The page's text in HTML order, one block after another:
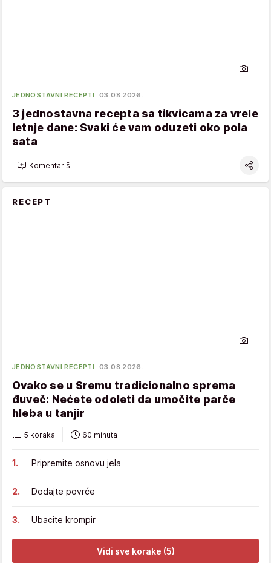
JEDNOSTAVNI RECEPTI 03.08.2026.
3 jednostavna recepta sa tikvicama za vrele
letnje dane: Svaki će vam oduzeti oko pola
sata
Komentariši
RECEPT
JEDNOSTAVNI RECEPTI 03.08.2026.
Ovako se u Sremu tradicionalno sprema
đuveč: Nećete odoleti da umočite parče
hleba u tanjir
5 koraka 60 minuta
Pripremite osnovu jela
Dodajte povrće
Ubacite krompir
Vidi sve korake (5)